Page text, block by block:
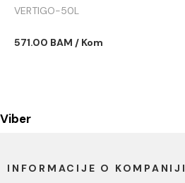
VERTIGO-50L
571.00 BAM / Kom
Viber
INFORMACIJE O KOMPANIJI